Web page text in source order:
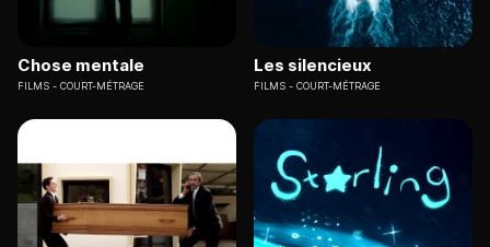
Chose mentale
FILMS COURT-MÉTRAGE
Les silencieux
FILMS COURT-MÉTRAGE